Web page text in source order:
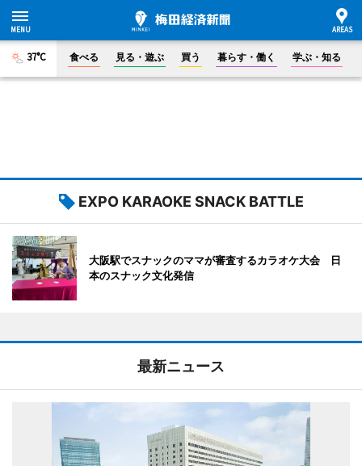
37°C 食べる 見る・遊ぶ 買う 暮らす・働く 学ぶ・知る
EXPO KARAOKE SNACK BATTLE
大阪駅でスナックのママが審査するカラオケ大会 日
本のスナック文化発信
最新ニュース